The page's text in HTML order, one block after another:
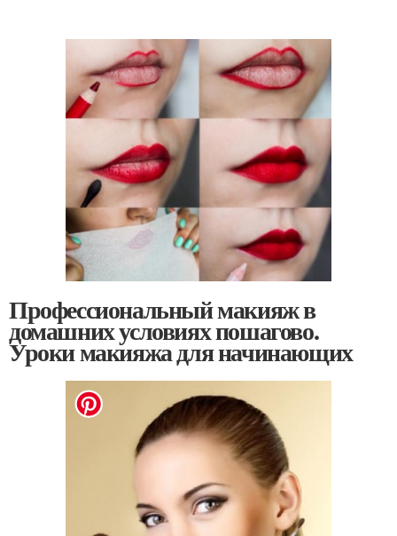
Профессиональный макияж в
домашних условиях пошагово.
Уроки макияжа для начинающих